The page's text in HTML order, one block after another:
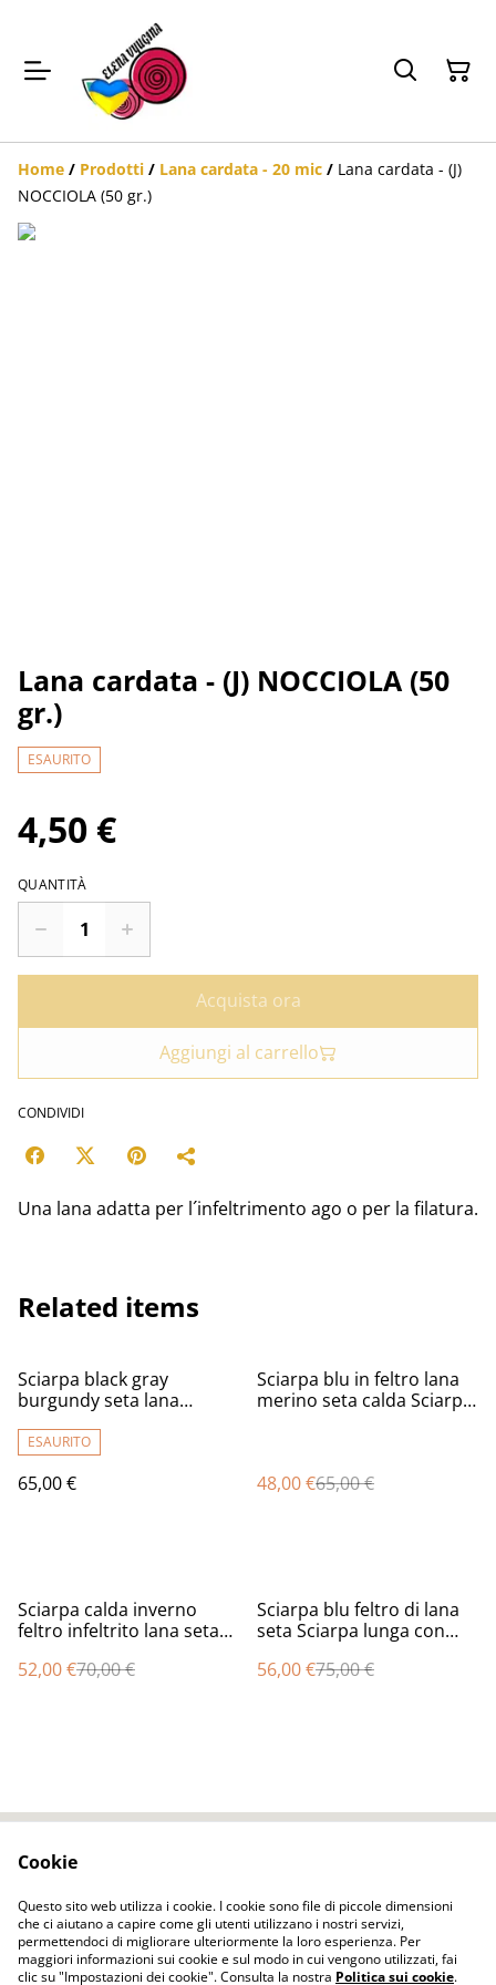
Home / Prodotti / Lana cardata - 20 mic / Lana cardata - (J)
NOCCIOLA (50 gr.)
Lana cardata - (J) NOCCIOLA (50
gr.)
ESAURITO
4,50 €
QUANTITÀ
Acquista ora
Aggiungi al carrello
CONDIVIDI
Una lana adatta per l´infeltrimento ago o per la filatura.
Related items
Sciarpa black gray
burgundy seta lana
calda Sciarpa fatto a
mano regali unici per le
donne
ESAURITO
65,00 €
%
Sciarpa blu in feltro lana
merino seta calda Sciarpa
48,00 €65,00 €
%
Sciarpa calda inverno
feltro infeltrito lana seta
lavanda Regalo unico per
52,00 €70,00 €
%
Sciarpa blu feltro di lana
seta Sciarpa lunga con
infeltrita fatta a mano
56,00 €75,00 €
Privacy Policy
Cookie Policy
Cookie
Questo sito web utilizza i cookie. I cookie sono file di piccole dimensioni
che ci aiutano a capire come gli utenti utilizzano i nostri servizi,
permettendoci di migliorare ulteriormente la loro esperienza. Per
maggiori informazioni sui cookie e sul modo in cui vengono utilizzati, fai
clic su "Impostazioni dei cookie". Consulta la nostra Politica sui cookie.